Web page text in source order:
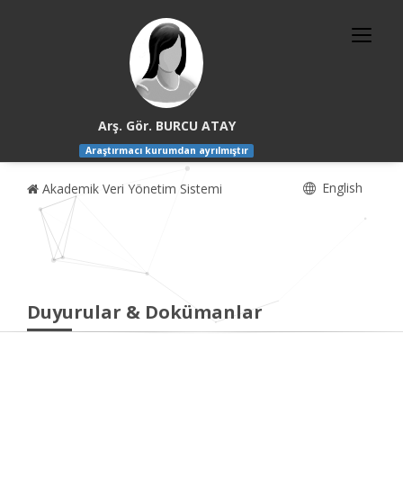
Arş. Gör. BURCU ATAY
Araştırmacı kurumdan ayrılmıştır
Akademik Veri Yönetim Sistemi English
Duyurular & Dokümanlar